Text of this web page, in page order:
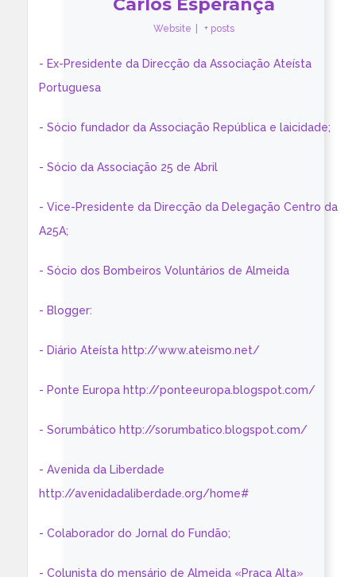
Carlos Esperança
Website + posts
- Ex-Presidente da Direcção da Associação Ateísta
Portuguesa
- Sócio fundador da Associação República e laicidade;
- Sócio da Associação 25 de Abril
- Vice-Presidente da Direcção da Delegação Centro da
A25A;
- Sócio dos Bombeiros Voluntários de Almeida
- Blogger:
- Diário Ateísta http://www.ateismo.net/
- Ponte Europa http://ponteeuropa.blogspot.com/
- Sorumbático http://sorumbatico.blogspot.com/
- Avenida da Liberdade
http://avenidadaliberdade.org/home#
- Colaborador do Jornal do Fundão;
- Colunista do mensário de Almeida «Praça Alta»